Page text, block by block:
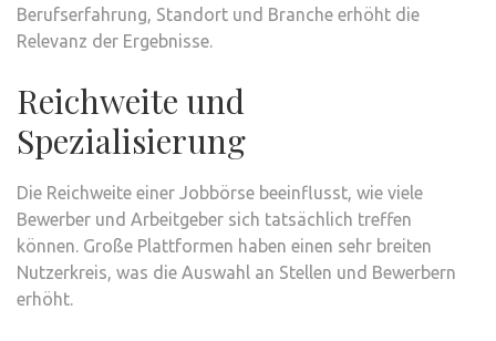
Berufserfahrung, Standort und Branche erhöht die
Relevanz der Ergebnisse.
Reichweite und
Spezialisierung
Die Reichweite einer Jobbörse beeinflusst, wie viele
Bewerber und Arbeitgeber sich tatsächlich treffen
können. Große Plattformen haben einen sehr breiten
Nutzerkreis, was die Auswahl an Stellen und Bewerbern
erhöht.